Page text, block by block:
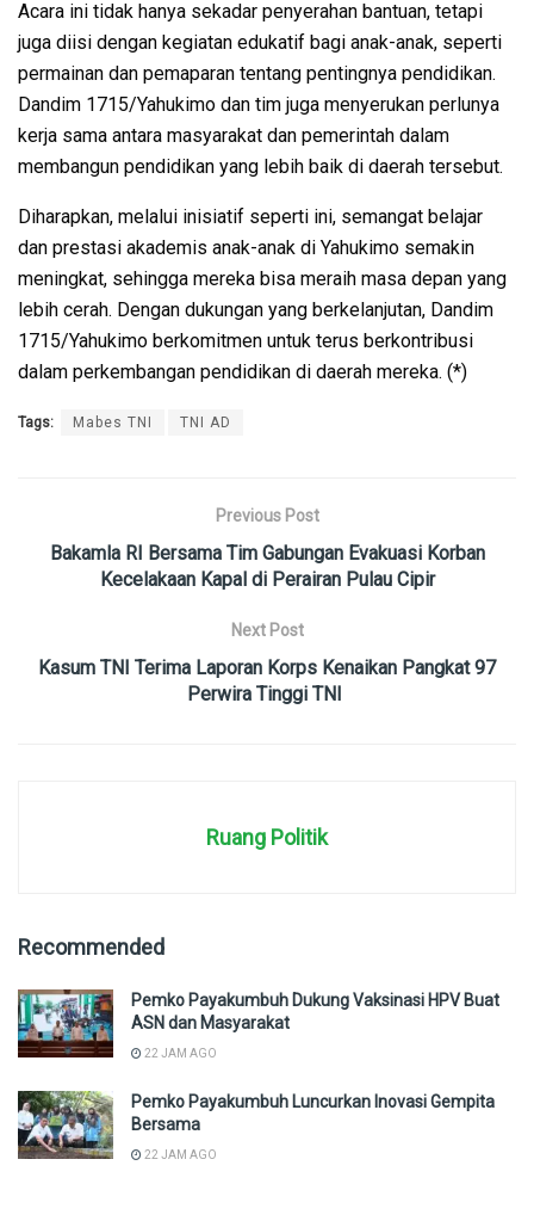
Acara ini tidak hanya sekadar penyerahan bantuan, tetapi
juga diisi dengan kegiatan edukatif bagi anak-anak, seperti
permainan dan pemaparan tentang pentingnya pendidikan.
Dandim 1715/Yahukimo dan tim juga menyerukan perlunya
kerja sama antara masyarakat dan pemerintah dalam
membangun pendidikan yang lebih baik di daerah tersebut.
Diharapkan, melalui inisiatif seperti ini, semangat belajar
dan prestasi akademis anak-anak di Yahukimo semakin
meningkat, sehingga mereka bisa meraih masa depan yang
lebih cerah. Dengan dukungan yang berkelanjutan, Dandim
1715/Yahukimo berkomitmen untuk terus berkontribusi
dalam perkembangan pendidikan di daerah mereka. (*)
Tags: Mabes TNI TNI AD
Previous Post
Bakamla RI Bersama Tim Gabungan Evakuasi Korban
Kecelakaan Kapal di Perairan Pulau Cipir
Next Post
Kasum TNI Terima Laporan Korps Kenaikan Pangkat 97
Perwira Tinggi TNI
Ruang Politik
Recommended
Pemko Payakumbuh Dukung Vaksinasi HPV Buat
ASN dan Masyarakat
22 JAM AGO
Pemko Payakumbuh Luncurkan Inovasi Gempita
Bersama
22 JAM AGO